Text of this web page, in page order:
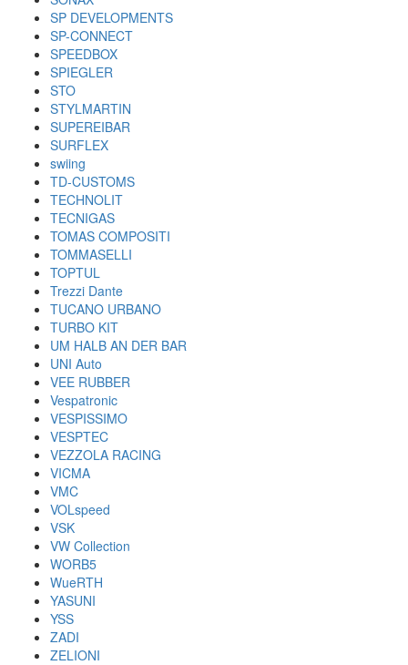
SP DEVELOPMENTS
SP-CONNECT
SPEEDBOX
SPIEGLER
STO
STYLMARTIN
SUPEREIBAR
SURFLEX
swiing
TD-CUSTOMS
TECHNOLIT
TECNIGAS
TOMAS COMPOSITI
TOMMASELLI
TOPTUL
Trezzi Dante
TUCANO URBANO
TURBO KIT
UM HALB AN DER BAR
UNI Auto
VEE RUBBER
Vespatronic
VESPISSIMO
VESPTEC
VEZZOLA RACING
VICMA
VMC
VOLspeed
VSK
VW Collection
WORB5
WueRTH
YASUNI
YSS
ZADI
ZELIONI